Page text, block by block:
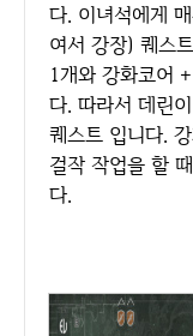
다. 이녀석에게
여서 강장) 퀘스
1개와 강화코어
다. 따라서 데린
퀘스트 입니다.
걸작 작업을 할
다.